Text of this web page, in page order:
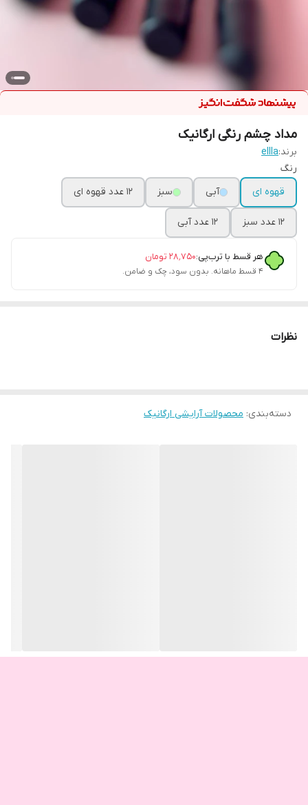
مداد چشم رنگی ارگانیک
برند:ellla
رنگ
قهوه ای
آبی سبز 12 عدد قهوه ای
12 عدد سبز 12 عدد آبی
هر قسط با ترب‌پی:۲۸٬۷۵۰ تومان
۴ قسط ماهانه. بدون سود، چک و ضامن.
نظرات
دسته‌بندی: محصولات آرایشی ارگانیک